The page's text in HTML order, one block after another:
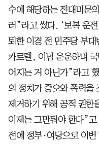
수에 해당하는 전대미문
러”라고 썼다. ‘보복 운
퇴한 이경 전 민주당 부
카르텔, 이념 운운하며
어지는 거 아닌가”라고
의 정치가 증오와 폭력을
제거하기 위해 공적 권한
이제는 그만둬야 한다”
전에 정부·여당으로 이